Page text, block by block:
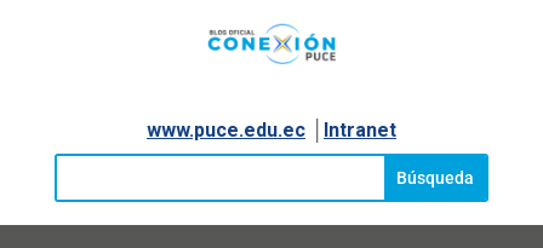
www.puce.edu.ec│ Intranet